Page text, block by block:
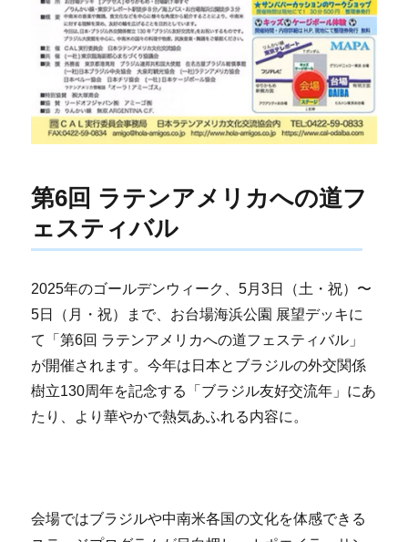
第6回 ラテンアメリカへの道フ
ェスティバル
2025年のゴールデンウィーク、5月3日（土・祝）〜
5日（月・祝）まで、お台場海浜公園 展望デッキに
て「第6回 ラテンアメリカへの道フェスティバル」
が開催されます。今年は日本とブラジルの外交関係
樹立130周年を記念する「ブラジル友好交流年」にあ
たり、より華やかで熱気あふれる内容に。
会場ではブラジルや中南米各国の文化を体感できる